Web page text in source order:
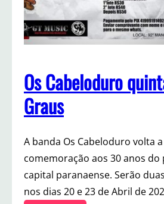
n
o
9
r
a
Os Cabeloduro
Graus
A banda Os Cabeloduro volta
comemoração aos 30 anos
capital paranaense. Serão
nos dias 20 e 23 de Abril de